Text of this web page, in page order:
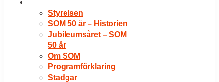
Styrelsen
SOM 50 år – Historien
Jubileumsåret – SOM
50 år
Om SOM
Programförklaring
Stadgar